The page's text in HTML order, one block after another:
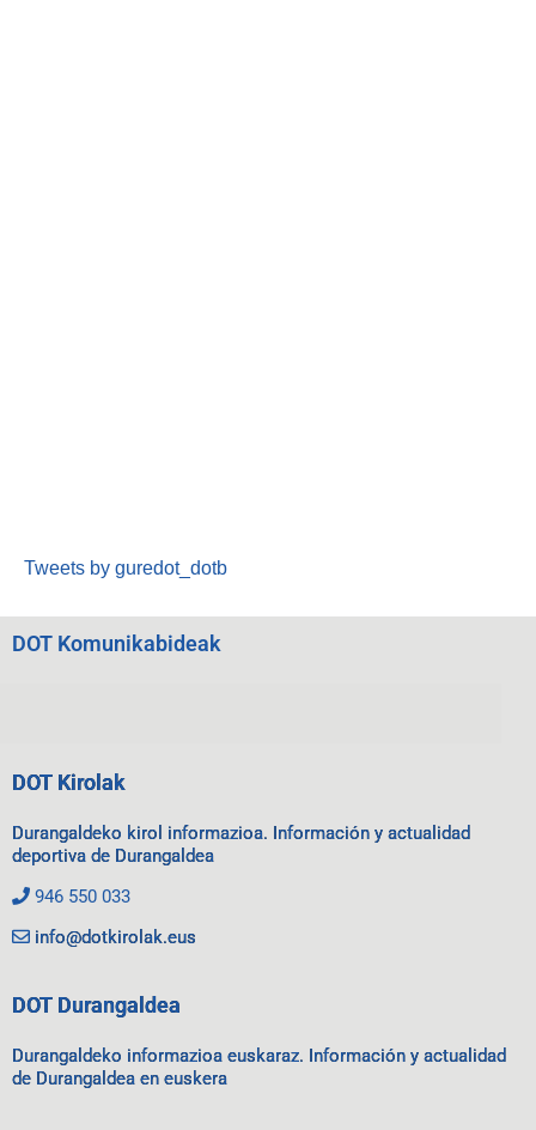
Tweets by guredot_dotb
DOT Komunikabideak
DOT Kirolak
Durangaldeko kirol informazioa. Información y actualidad
deportiva de Durangaldea
946 550 033
info@dotkirolak.eus
DOT Durangaldea
Durangaldeko informazioa euskaraz. Información y actualidad
de Durangaldea en euskera